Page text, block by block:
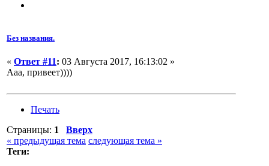
Без названия.
« Ответ #11: 03 Августа 2017, 16:13:02 »
Ааа, привеет))))
Печать
Страницы: 1
Вверх
« предыдущая тема следующая тема »
Теги: